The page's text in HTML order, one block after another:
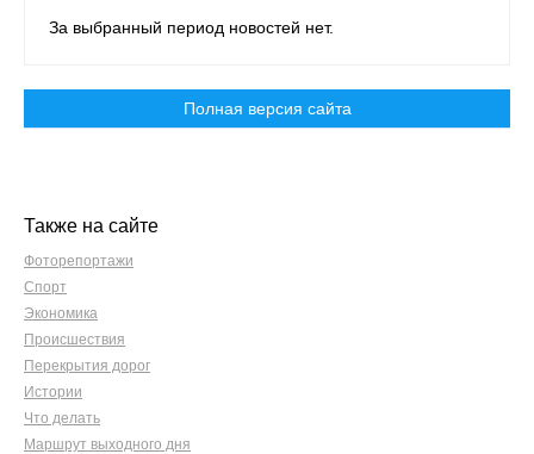
За выбранный период новостей нет.
Полная версия сайта
Также на сайте
Фоторепортажи
Спорт
Экономика
Происшествия
Перекрытия дорог
Истории
Что делать
Маршрут выходного дня